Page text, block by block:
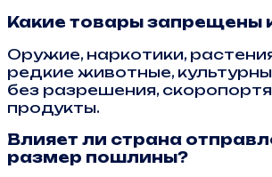
Какие товары запрещены
Оружие, наркотики,
редкие животные,
без разрешения,
продукты.
Влияет ли страна
размер пошлины?